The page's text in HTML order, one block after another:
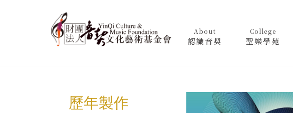
About
認識音契
College
聖樂學苑
歷年製作